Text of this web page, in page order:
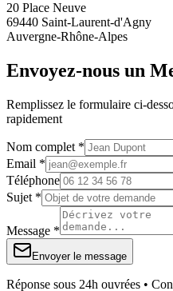
20 Place Neuve
69440 Saint-Laurent-d'Agny
Auvergne-Rhône-Alpes
Envoyez-nous un
Remplissez le formulaire ci-
rapidement
Nom complet *
Email *
Téléphone
Sujet *
Message *
Envoyer le message
Réponse sous 24h ouvrées •